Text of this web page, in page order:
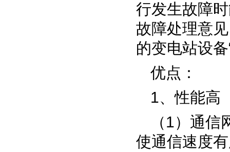
行发生故障
故障处理意
的变电站设备
优点：
1、性能高
（1）通信
使通信速度